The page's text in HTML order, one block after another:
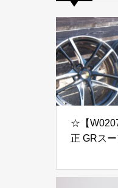
☆【
正 GRス